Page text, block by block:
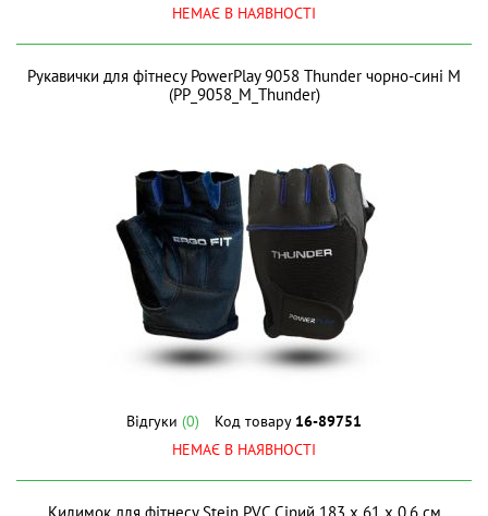
НЕМАЄ В НАЯВНОСТІ
Рукавички для фітнесу PowerPlay 9058 Thunder чорно-сині M
(PP_9058_M_Thunder)
Відгуки (0) Код товару 16-89751
НЕМАЄ В НАЯВНОСТІ